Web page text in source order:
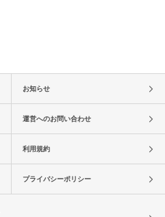
お知らせ
運営へのお問い合わせ
利用規約
プライバシーポリシー